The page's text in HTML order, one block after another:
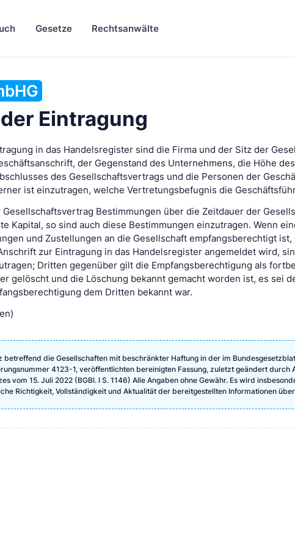
Gesetze Rechtsanwälte
Eintragung
in das Handelsregister sind die Firma und der Sitz der
der Gegenstand des Unternehmens, die Höhe
des Gesellschaftsvertrags und die Personen der
ist einzutragen, welche Vertretungsbefugnis die
Gesellschaftsvertrag Bestimmungen über die Zeitdauer der
Kapital, so sind auch diese Bestimmungen einzutragen. Wenn
und Zustellungen an die Gesellschaft empfangsberechtigt ist,
zur Eintragung in das Handelsregister angemeldet wird,
Dritten gegenüber gilt die Empfangsberechtigung als
gelöscht und die Löschung bekannt gemacht worden ist, es sei
dem Dritten bekannt war.
betreffend die Gesellschaften mit beschränkter Haftung in der im
4123-1, veröffentlichten bereinigten Fassung, zuletzt geändert durch
vom 15. Juli 2022 (BGBl. I S. 1146) Alle Angaben ohne Gewähr. Es wird
Richtigkeit, Vollständigkeit und Aktualität der bereitgestellten Informationen